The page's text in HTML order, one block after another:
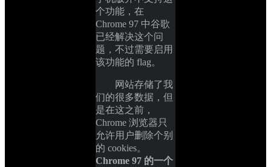
个功能，在
Chrome 97 中谷歌
已经解决这个问
题，不过需要启用
该功能的 flag。
网站存储了我
们的很多数据，但
是在这之前，
Chrome 浏览器只
允许用户删除个别
的 cookies。
Chrome 97 的一个